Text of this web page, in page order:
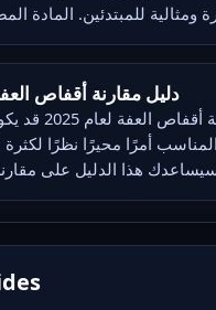
دليل مقارنة أقفاص العفة
دليل مقارنة أقفاص
أمرًا محيرًا نظرًا لكثرة